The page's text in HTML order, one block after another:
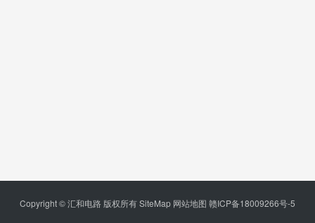
Copyright © 汇和电路 版权所有SiteMap 网站地图 赣ICP备18009266号-5